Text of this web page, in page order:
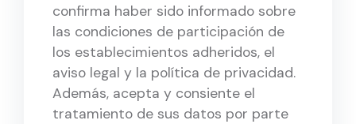
confirma haber sido informado sobre
las condiciones de participación de
los establecimientos adheridos, el
aviso legal y la política de privacidad.
Además, acepta y consiente el
tratamiento de sus datos por parte